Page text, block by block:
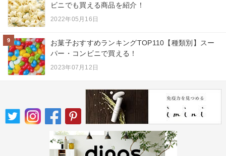
ビニでも買える商品を紹介！
2022年05月16日
9
お菓子おすすめランキングTOP110【種類別】スー
パー・コンビニで買える！
2023年07月12日